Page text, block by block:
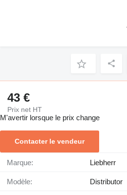
43 €
Prix net HT
M'avertir lorsque le prix change
Contacter le vendeur
Marque: Liebherr
Modèle: Distributor